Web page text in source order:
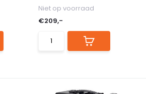
Niet op voorraad
€209,-